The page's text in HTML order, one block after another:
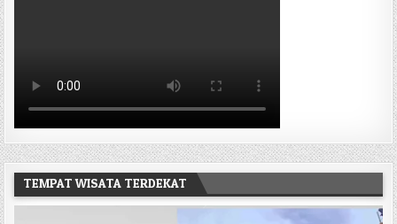
TEMPAT WISATA TERDEKAT